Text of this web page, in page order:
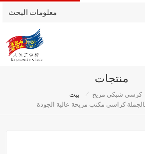
منتجات
بيت / كرسي شبكي مريح